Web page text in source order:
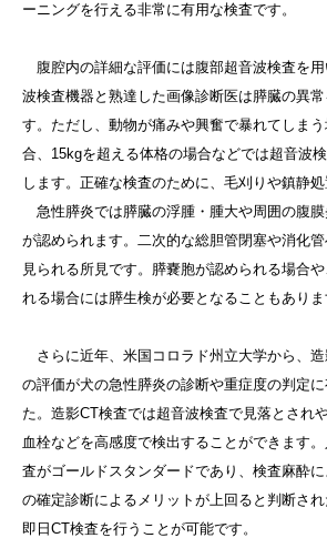
ーニングを行える非常に有用な検査です。
腹腔内の詳細な評価には腹部超音波検査を
波検査機器と熟達した画像診断医は膵臓の異
す。ただし、動物が痛みや興奮で暴れてしま
合、15kgを超える体格の場合などでは超音波
します。正確な検査のために、毛刈りや鎮静処
急性膵炎では膵臓の浮腫・腫大や周囲の腹
が認められます。二次的な総胆管閉塞や消化
見られる所見です。膵嚢胞が認められる場合
れる場合には膵生検が必要となることもありま
さらに近年、米国コロラド州立大学から、
の評価が犬の急性膵炎の診断や重症度の判定
た。造影CT検査では超音波検査で見落とされ
血栓などを高感度で検出することができます
査がゴールドスタンダードであり、検査麻酔
の確定診断によるメリットが上回ると判断さ
即日CT検査を行うことが可能です。